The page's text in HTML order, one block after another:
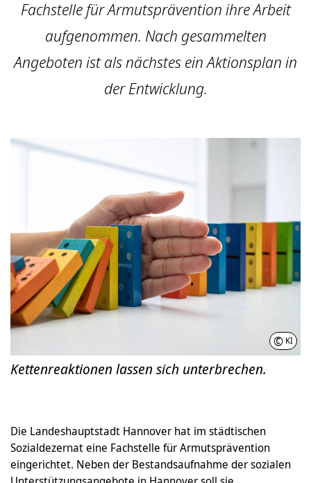
Fachstelle für Armutsprävention ihre Arbeit
aufgenommen. Nach gesammelten
Angeboten ist als nächstes ein Aktionsplan in
der Entwicklung.
© KI
Kettenreaktionen lassen sich unterbrechen.
Die Landeshauptstadt Hannover hat im städtischen
Sozialdezernat eine Fachstelle für Armutsprävention
eingerichtet. Neben der Bestandsaufnahme der sozialen